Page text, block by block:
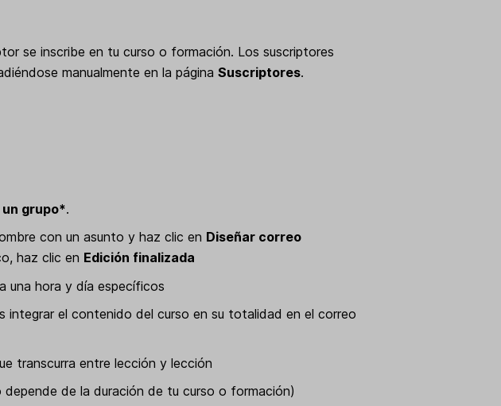
se inscribe en tu curso o formación. Los suscriptores
manualmente en la página Suscriptores.
grupo*.
con un asunto y haz clic en Diseñar correo
haz clic en Edición finalizada
una hora y día específicos
integrar el contenido del curso en su totalidad en el correo
transcurra entre lección y lección
de la duración de tu curso o formación)